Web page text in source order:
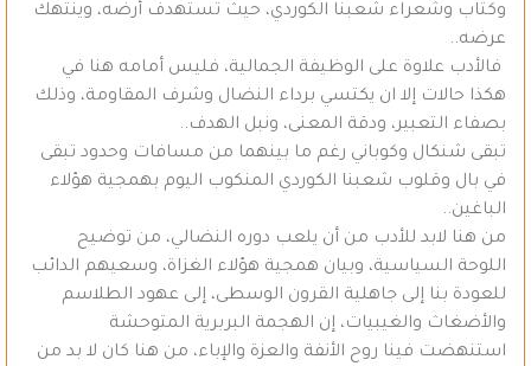
وكتاب وشعراء شعبنا الكوردي، حيث تستهدف أرضه، وينتهك
عرضه..
فالأدب علاوة على الوظيفة الجمالية، فليس أمامه هنا في
هكذا حالات إلا ان يكتسي برداء النضال وشرف المقاومة، وذلك
بصفاء التعبير، ودقة المعنى، ونبل الهدف..
تبقى شنكال وكوباني رغم ما بينهما من مسافات وحدود تبقى
في بال وقلوب شعبنا الكوردي المنكوب اليوم بهمجية هؤلاء
الباغين..
من هنا لابد للأدب من أن يلعب دوره النضالي، من توضيح
اللوحة السياسية، وبيان همجية هؤلاء الغزاة، وسعيهم الدائب
للعودة بنا إلى جاهلية القرون الوسطى، إلى عهود الطلاسم
والأضغاث والغيبيات، إن الهجمة البربرية المتوحشة
استنهضت فينا روح الأنفة والعزة والإباء، من هنا كان لا بد من